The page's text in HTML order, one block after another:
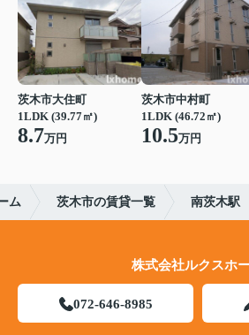
茨木市大住町
1LDK (39.77㎡)
8.7万円
茨木市中村町
1LDK (46.72㎡)
10.5万円
ム 茨木市の賃貸一覧 南茨木駅
株式会社ルクスホ
072-646-8985